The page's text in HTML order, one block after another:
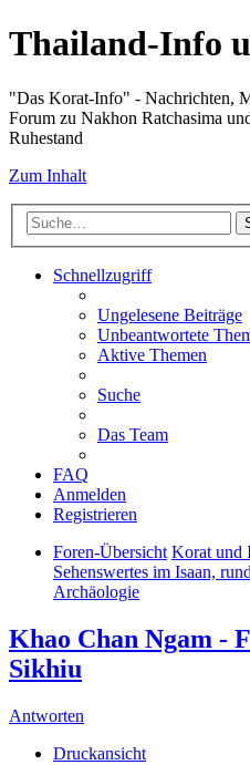
Thailand-Info
"Das Korat-Info" - Nachrichten,
Forum zu Nakhon Ratchasima
Ruhestand
Zum Inhalt
Schnellzugriff
Ungelesene Beiträge
Unbeantwortete
Aktive Themen
Suche
Das Team
FAQ
Anmelden
Registrieren
Foren-Übersicht Korat und
Sehenswertes im Isaan,
Archäologie
Khao Chan Ngam -
Sikhiu
Antworten
Druckansicht